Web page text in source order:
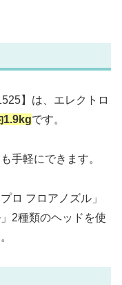
】は、エレクトロ
1.9kgです。
手軽にできます。
ロ フロアノズル」
2種類のヘッドを使